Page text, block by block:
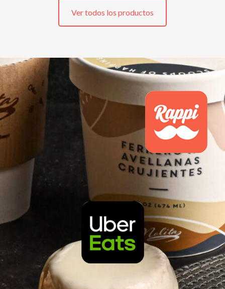
Ver todos los productos